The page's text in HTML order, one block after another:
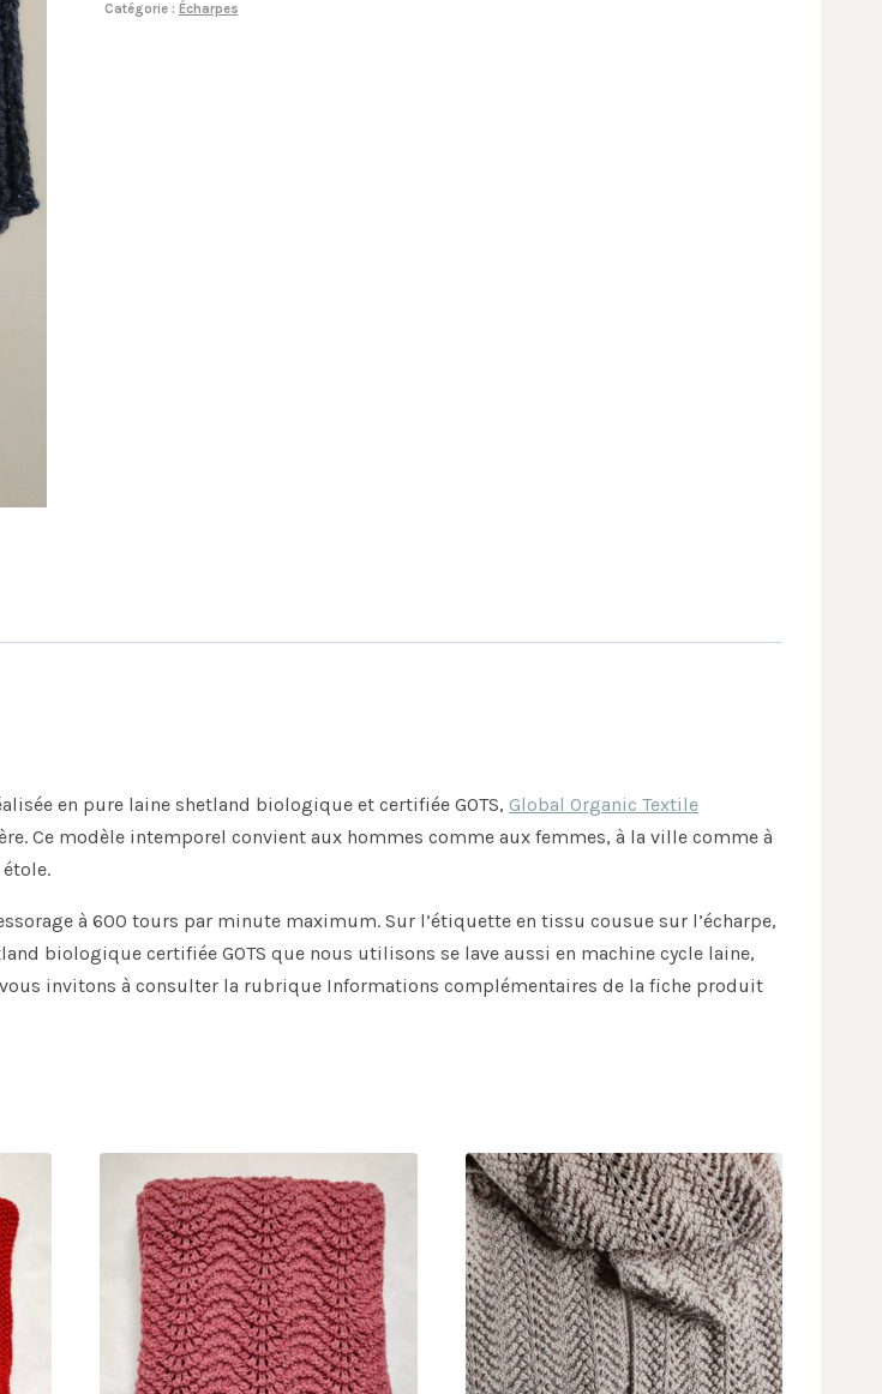
Catégorie : Écharpes
en pure laine shetland biologique et certifiée GOTS, Global Organic Textile
Ce modèle intemporel convient aux hommes comme aux femmes, à la ville comme à
à 600 tours par minute maximum. Sur l’étiquette en tissu cousue sur l’écharpe,
biologique certifiée GOTS que nous utilisons se lave aussi en machine cycle laine,
invitons à consulter la rubrique Informations complémentaires de la fiche produit